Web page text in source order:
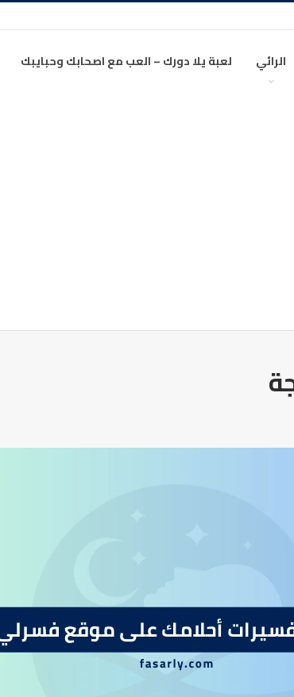
الرائي لعبة يلا دورك – العب مع اصحابك وحبايبك